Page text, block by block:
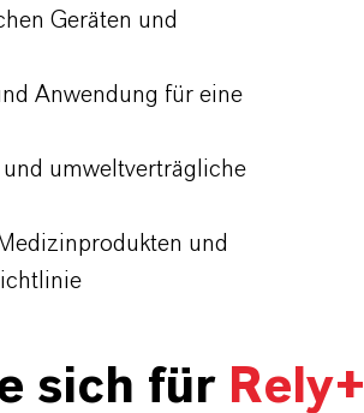
Geräten und
Anwendung für eine
umweltverträgliche
und
sich für